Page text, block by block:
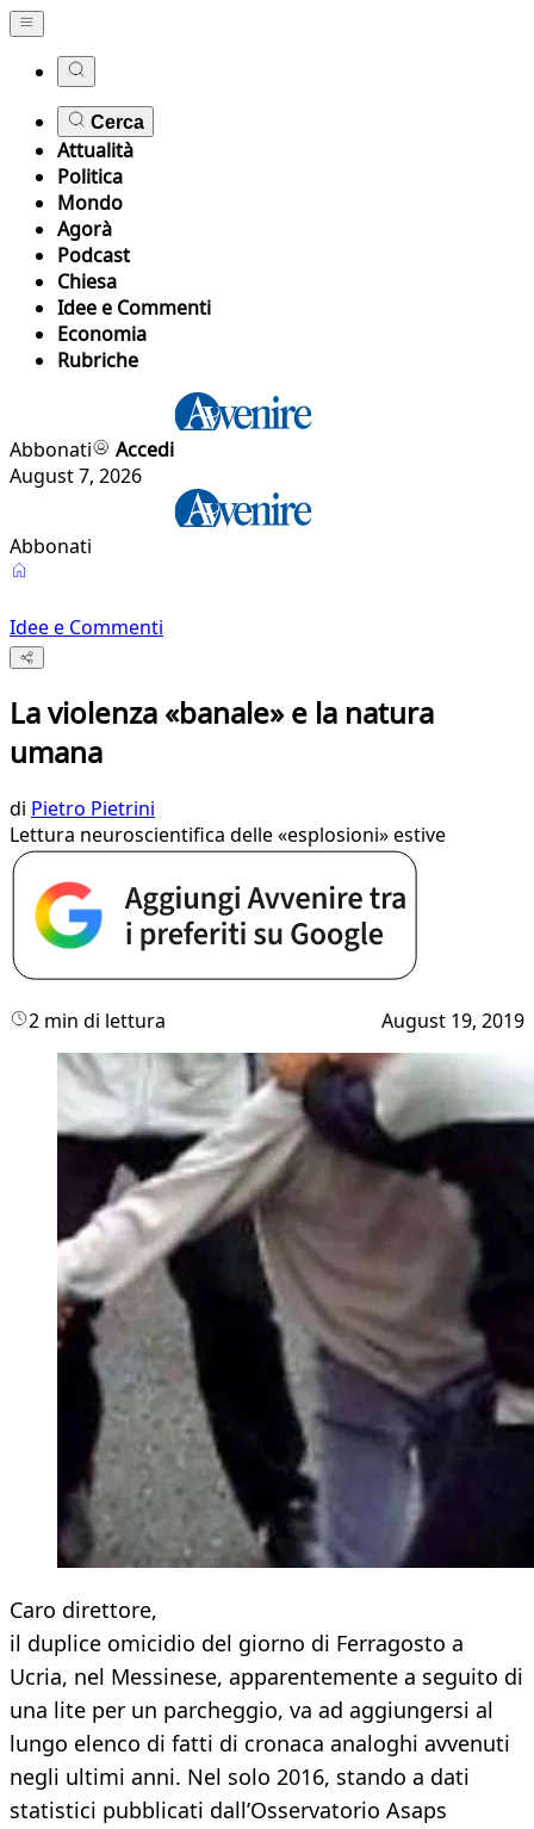
Cerca
Attualità
Politica
Mondo
Agorà
Podcast
Chiesa
Idee e Commenti
Economia
Rubriche
Abbonati
Accedi
August 7, 2026
Abbonati
Idee e Commenti
La violenza «banale» e la natura
umana
di Pietro Pietrini
Lettura neuroscientifica delle «esplosioni» estive
2 min di lettura August 19, 2019
Caro direttore,
il duplice omicidio del giorno di Ferragosto a
Ucria, nel Messinese, apparentemente a seguito di
una lite per un parcheggio, va ad aggiungersi al
lungo elenco di fatti di cronaca analoghi avvenuti
negli ultimi anni. Nel solo 2016, stando a dati
statistici pubblicati dall’Osservatorio Asaps